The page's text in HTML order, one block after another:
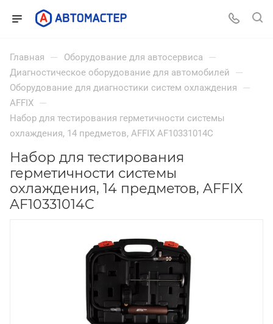
Главная — Оборудование для автосервиса —
Диагностическое оборудование для автомобилей —
Оборудование для диагностики систем охлаждения —
AFFIX —
Набор для тестирования герметичности системы
охлаждения, 14 предметов, AFFIX AF10331014C
Набор для тестирования
герметичности системы
охлаждения, 14 предметов, AFFIX
AF10331014C